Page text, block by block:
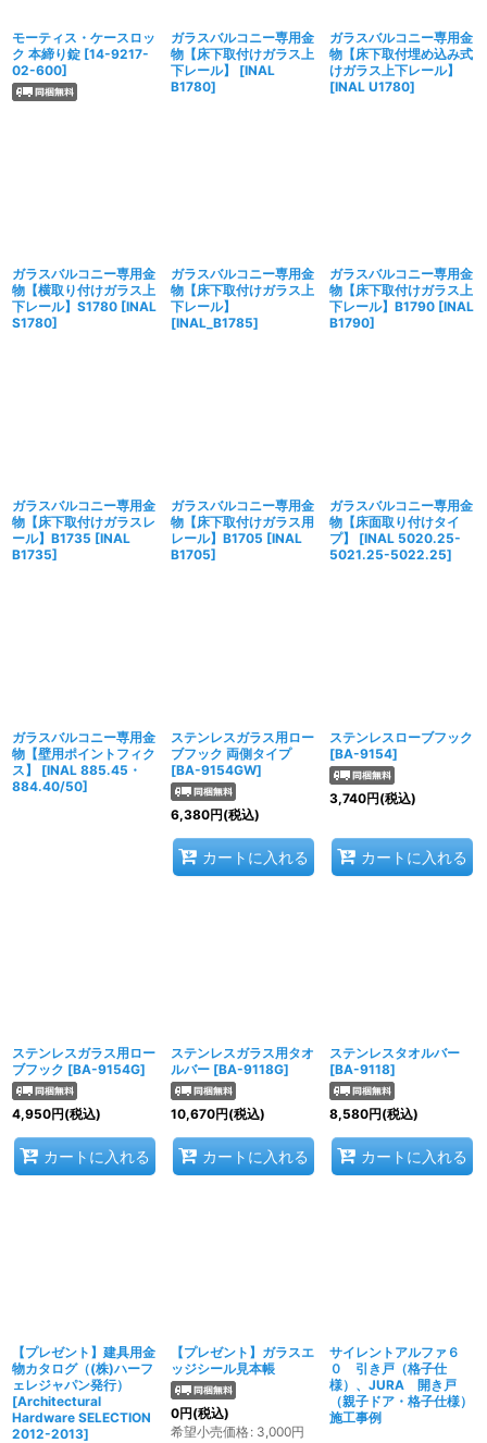
モーティス・ケースロッ
ク 本締り錠 [14-9217-
02-600]
ガラスバルコニー専用金
物【床下取付けガラス上
下レール】
[INAL
B1780]
ガラスバルコニー専用金
物【床下取付埋め込み式
けガラス上下レール】
[INAL U1780]
ガラスバルコニー専用金
物【横取り付けガラス上
下レール】S1780 [INAL
S1780]
ガラスバルコニー専用金
物【床下取付けガラス上
下レール】
[INAL_B1785]
ガラスバルコニー専用金
物【床下取付けガラス上
下レール】B1790 [INAL
B1790]
ガラスバルコニー専用金
物【床下取付けガラスレ
ール】B1735 [INAL
B1735]
ガラスバルコニー専用金
物【床下取付けガラス用
レール】B1705 [INAL
B1705]
ガラスバルコニー専用金
物【床面取り付けタイ
プ】
[INAL 5020.25-
5021.25-5022.25]
ガラスバルコニー専用金
物【壁用ポイントフィク
ス】
[INAL 885.45・
884.40/50]
ステンレスガラス用ロー
ブフック 両側タイプ
[BA-9154GW]
6,380円(税込)
カートに入れる
ステンレスローブフック
[BA-9154]
3,740円(税込)
カートに入れる
ステンレスガラス用ロー
ブフック [BA-9154G]
4,950円(税込)
カートに入れる
ステンレスガラス用タオ
ルバー [BA-9118G]
10,670円(税込)
カートに入れる
ステンレスタオルバー
[BA-9118]
8,580円(税込)
カートに入れる
【プレゼント】建具用金
物カタログ（(株)ハーフ
ェレジャパン発行）
[Architectural
Hardware SELECTION
2012-2013]
【プレゼント】ガラスエ
ッジシール見本帳
0円(税込)
希望小売価格: 3,000円
サイレントアルファ６
０ 引き戸（格子仕
様）、JURA 開き戸
（親子ドア・格子仕様）
施工事例